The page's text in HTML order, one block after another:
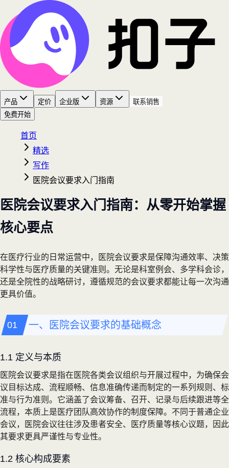
产品 定价 企业版 资源
联系销售
免费开始
首页
精选
写作
医院会议要求入门指南
医院会议要求入门指南：从零开始掌握
核心要点
在医疗行业的日常运营中，医院会议要求是保障沟通效率、决策
科学性与医疗质量的关键准则。无论是科室例会、多学科会诊，
还是全院性的战略研讨，遵循规范的会议要求都能让每一次沟通
更具价值。
一、医院会议要求的基础概念
1.1 定义与本质
医院会议要求是指在医院各类会议组织与开展过程中，为确保会
议目标达成、流程顺畅、信息准确传递而制定的一系列规则、标
准与行为准则。它涵盖了会议筹备、召开、记录与后续跟进等全
流程，本质上是医疗团队高效协作的制度保障。不同于普通企业
会议，医院会议往往涉及患者安全、医疗质量等核心议题，因此
其要求更具严谨性与专业性。
1.2 核心构成要素